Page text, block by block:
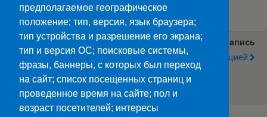
Предыдущая Запись
Фестиваль «
Студенческая Весна Стран
БРИКС И ШОС — Марафон
Следующая Запись
Борьба С ВИЧ-Инфекцией
предполагаемое географическое
положение; тип, версия, язык браузера;
тип устройства и разрешение его экрана;
тип и версия ОС; поисковые системы,
фразы, баннеры, с которых был переход
на сайт; список посещенных страниц и
проведенное время на сайте; пол и
возраст посетителей; интересы